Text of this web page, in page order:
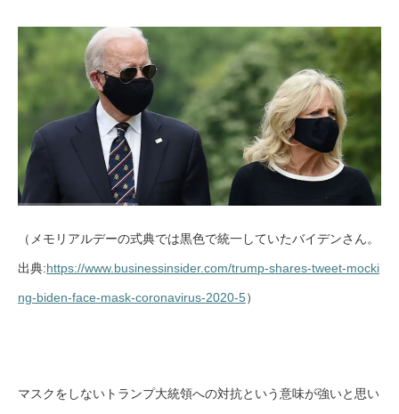
（メモリアルデーの式典では黒色で統一していたバイデンさん。
出典:https://www.businessinsider.com/trump-shares-tweet-mocki
ng-biden-face-mask-coronavirus-2020-5）
マスクをしないトランプ大統領への対抗という意味が強いと思い